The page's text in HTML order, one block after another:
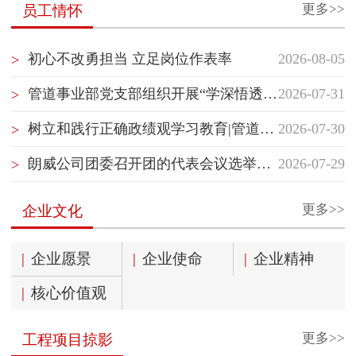
更多>>
员工情怀
2026-08-05
> 初心不改勇担当 立足岗位作表率
2026-07-31
> 管道事业部党支部组织开展“学深悟透国企党建精神”主题党日活动
2026-07-30
> 树立和践行正确政绩观学习教育|管道事业部党支部开展“树立和践行正确政绩观”专题党课学习
2026-07-29
> 朗威公司团委召开团的代表会议选举团的代表
更多>>
企业文化
| 企业愿景 | 企业使命 | 企业精神
| 核心价值观
更多>>
工程项目掠影